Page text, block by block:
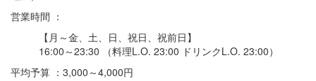
営業時間 ：
【月～金、土、日、祝日、祝前日】
16:00～23:30 （料理L.O. 23:00 ドリンクL.O. 23:00）
平均予算 ：3,000～4,000円